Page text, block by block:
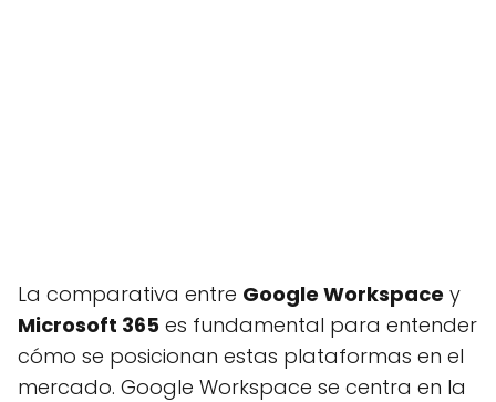
La comparativa entre Google Workspace y
Microsoft 365 es fundamental para entender
cómo se posicionan estas plataformas en el
mercado. Google Workspace se centra en la